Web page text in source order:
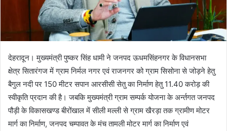
देहरादून। मुख्यमंत्री पुष्कर सिंह धामी ने जनपद ऊधमसिंहनगर के विधानसभा
क्षेत्र सितारंगज में ग्राम निर्मल नगर एवं राजनगर को ग्राम सिसोना से जोड़ने हेतु
बैगुल नदी पर 150 मीटर सपान आरसीसी सेतु का निर्माण हेतु 11.40 करोड़ की
स्वीकृति प्रदान की है। जबकि मुख्यमंत्री ग्राम सम्पर्क योजना के अर्न्तगत जनपद
पौड़ी के विकासखण्ड बीरोंखाल में सीली मल्ली से ग्राम खैरड़ा तक ग्रामीण मोटर
मार्ग का निर्माण, जनपद चम्पावत के मंच तामली मोटर मार्ग का निर्माण एवं